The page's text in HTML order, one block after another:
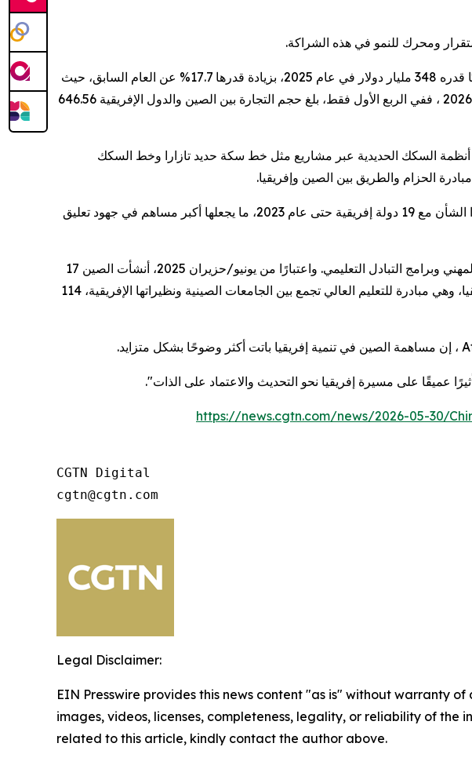
ومحرك للنمو في هذه الشراكة.
وفقًا للبيانات الصادرة عن الإدارة العامة للجمارك الصينية، بلغ حجم التجارة بين الصين وإفريقيا رقمًا قياسيًا قدره 348 مليار دولار في عام 2025، بزيادة قدرها 17.7% عن العام السابق، حيث
2026
، ففي الربع الأول فقط، بلغ حجم التجارة بين الصين والدول الإفريقية 646.56
السكك الحديدية عبر مشاريع مثل خط سكة حديد تازارا وخط السكك
الحزام والطريق بين الصين وإفريقيا.
وفقًا لوزارة الخارجية الصينية، وقّعت الصين اتفاقيات لتخفيف عبء الديون أو توصلت إلى تفاهمات في هذا الشأن مع 19 دولة إفريقية حتى عام 2023، ما يجعلها أكبر مساهم في جهود تعليق
وفي السياق نفسه، درّبت الصين عشرات الآلاف من المهنيين الأفارقة من خلال المنح الدراسية والتدريب المهني وبرامج التبادل التعليمي. واعتبارًا من يونيو/حزيران 2025، أنشأت الصين 17
في 15 دولة إفريقية، في حين ربطت خطة التعاون الجامعي بين الصين وإفريقيا، وهي مبادرة للتعليم العالي تجمع بين الجامعات الصينية ونظيراتها الإفريقية، 114
، إن مساهمة الصين في تنمية إفريقيا باتت أكثر وضوحًا بشكل متزايد.
عميقًا على مسيرة إفريقيا نحو التحديث والاعتماد على الذات."
https://news.cgtn.com/news/2026-05-30/
CGTN Digital
cgtn@cgtn.com
Legal Disclaimer:
EIN Presswire provides this news content "as is" without warranty
images, videos, licenses, completeness, legality, or reliability of
related to this article, kindly contact the author above.